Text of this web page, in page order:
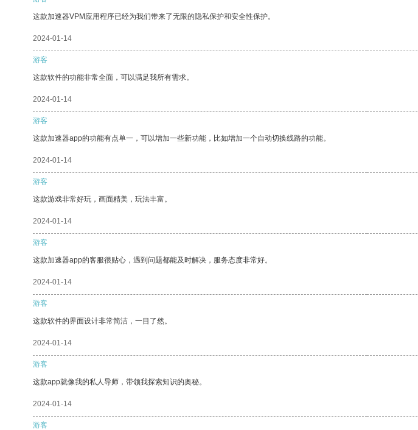
这款加速器VPM应用程序已经为我们带来了无限的隐私保护和安全性保护。
2024-01-14
游客
这款软件的功能非常全面，可以满足我所有需求。
2024-01-14
游客
这款加速器app的功能有点单一，可以增加一些新功能，比如增加一个自动切换线路的功能。
2024-01-14
游客
这款游戏非常好玩，画面精美，玩法丰富。
2024-01-14
游客
这款加速器app的客服很贴心，遇到问题都能及时解决，服务态度非常好。
2024-01-14
游客
这款软件的界面设计非常简洁，一目了然。
2024-01-14
游客
这款app就像我的私人导师，带领我探索知识的奥秘。
2024-01-14
游客